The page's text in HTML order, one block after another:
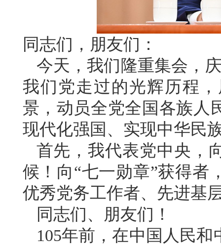
同志们，朋友们：
今天，我们隆重集会，
我们党走过的光辉历程
景，动员全党全国各族人
现代化强国、实现中华民
首先，我代表党中央，
候！向“七一勋章”获得者
优秀党务工作者、先进基
同志们、朋友们！
105年前，在中国人民